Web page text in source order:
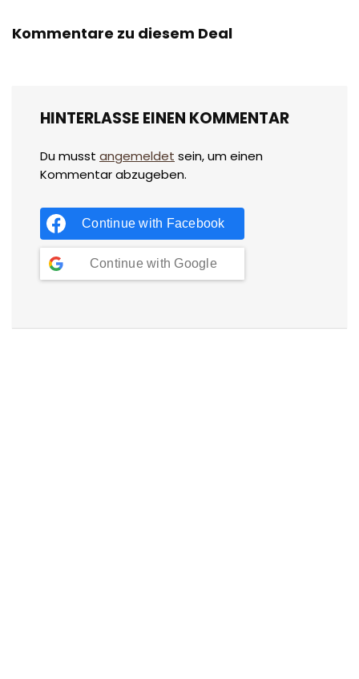
Kommentare zu diesem Deal
HINTERLASSE EINEN KOMMENTAR
Du musst angemeldet sein, um einen
Kommentar abzugeben.
Continue with Facebook
Continue with Google